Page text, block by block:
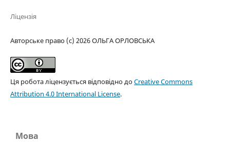
Ліцензія
Авторське право (c) 2026 ОЛЬГА ОРЛОВСЬКА
Ця робота ліцензується відповідно доCreative Commons
Attribution 4.0 International License.
Мова